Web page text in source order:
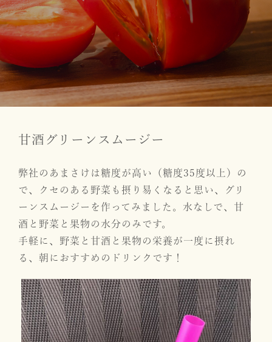
甘酒グリーンスムージー
弊社のあまさけは糖度が高い（糖度35度以上）の
で、クセのある野菜も摂り易くなると思い、グリ
ーンスムージーを作ってみました。水なしで、甘
酒と野菜と果物の水分のみです。
手軽に、野菜と甘酒と果物の栄養が一度に摂れ
る、朝におすすめのドリンクです！